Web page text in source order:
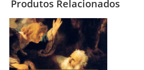
Produtos Relacionados